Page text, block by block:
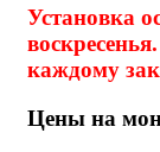
Установка
каждому
Цены на